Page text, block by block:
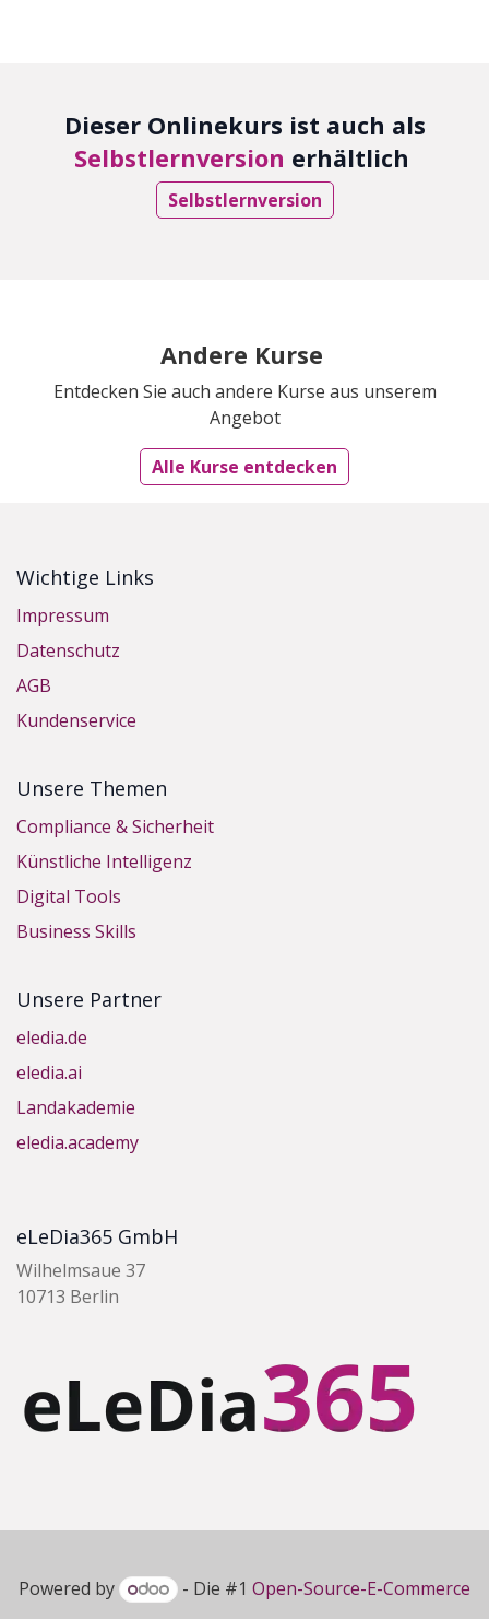
Dieser Onlinekurs ist auch als
Selbstlernversion erhältlich
Selbstlernversion
Andere Kurse
Entdecken Sie auch andere Kurse aus unserem
Angebot
Alle Kurse entdecken
Wichtige Links
Impressum
Datenschutz
AGB
Kundenservice
Unsere Themen
Compliance & Sicherheit
Künstliche Intelligenz
Digital Tools
Business Skills
Unsere Partner
eledia.de
eledia.ai
Landakademie
eledia.academy
eLeDia365 GmbH
Wilhelmsaue 37
10713 Berlin
Powered by - Die #1Open-Source-E-Commerce